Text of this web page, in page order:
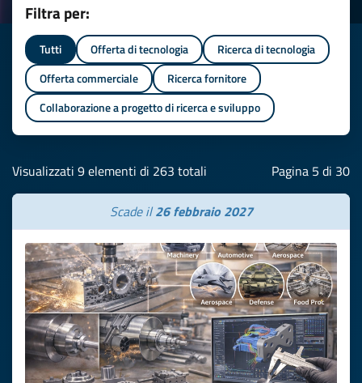
Filtra per:
Tutti Offerta di tecnologia
Ricerca di tecnologia
Offerta commerciale
Ricerca fornitore
Collaborazione a progetto di ricerca e sviluppo
Visualizzati 9 elementi di 263 totali Pagina 5 di 30
Scade il26 febbraio 2027